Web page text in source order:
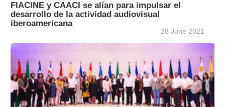
FIACINE y CAACI se alían para impulsar el
desarrollo de la actividad audiovisual
iberoamericana
28 June 2021